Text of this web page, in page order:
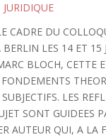
JURIDIQUE
CADRE DU
BERLIN LES 14 ET 15
BLOCH, CETTE
LES
SONT GUIDEES
AUTEUR QUI, A LA